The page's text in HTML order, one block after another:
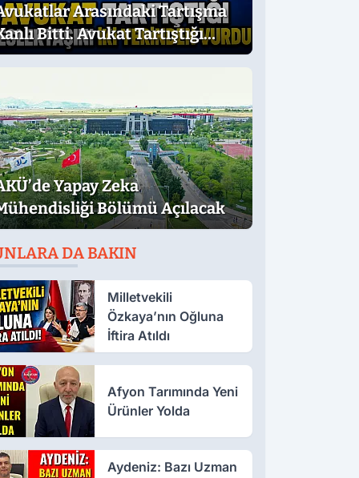
Arasındaki Tartışma
Bitti. Avukat Tartıştığı
İki Yerinden Vurdu
Yapay Zeka
Bölümü Açılacak
DA BAKIN
Milletvekili
Özkaya’nın Oğluna
İftira Atıldı
Afyon Tarımında Yeni
Ürünler Yolda
Aydeniz: Bazı Uzman